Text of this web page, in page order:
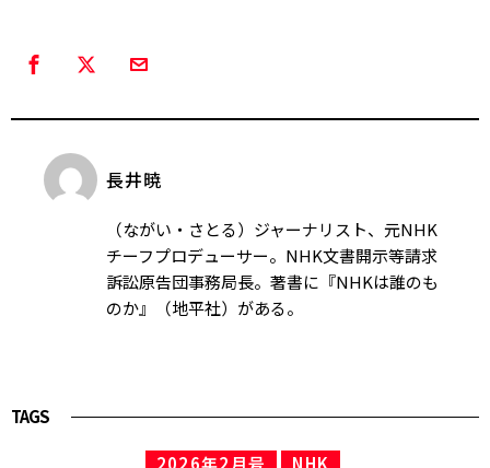
長井暁
（ながい・さとる）ジャーナリスト、元NHK
チーフプロデューサー。NHK文書開示等請求
訴訟原告団事務局長。著書に『NHKは誰のも
のか』（地平社）がある。
TAGS